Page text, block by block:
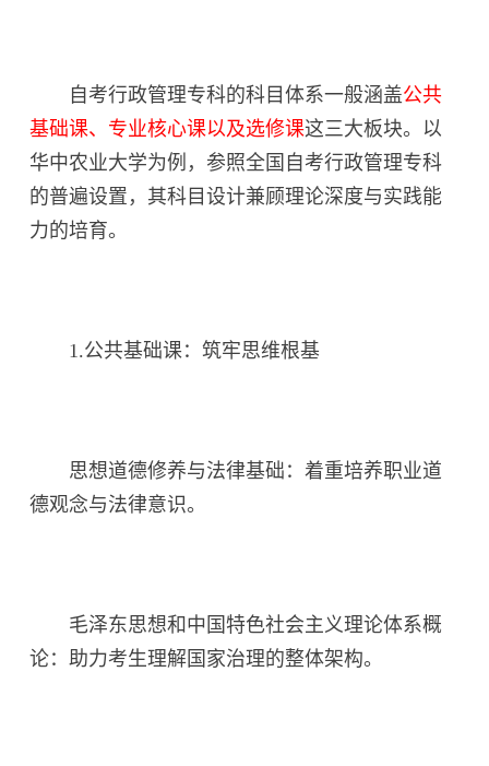
自考行政管理专科的科目体系一般涵盖公共
基础课、专业核心课以及选修课这三大板块。以
华中农业大学为例，参照全国自考行政管理专科
的普遍设置，其科目设计兼顾理论深度与实践能
力的培育。
1.公共基础课：筑牢思维根基
思想道德修养与法律基础：着重培养职业道
德观念与法律意识。
毛泽东思想和中国特色社会主义理论体系概
论：助力考生理解国家治理的整体架构。